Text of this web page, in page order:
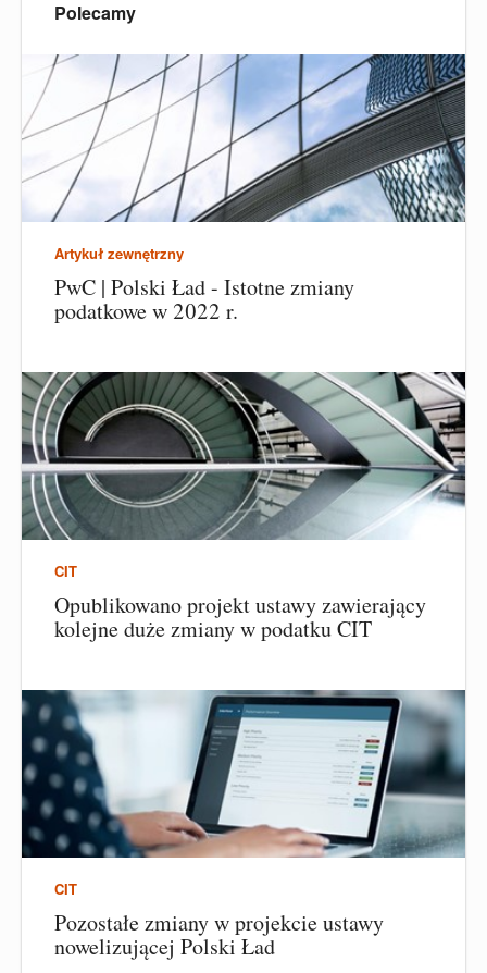
Polecamy
Artykuł zewnętrzny
PwC | Polski Ład - Istotne zmiany
podatkowe w 2022 r.
CIT
Opublikowano projekt ustawy zawierający
kolejne duże zmiany w podatku CIT
CIT
Pozostałe zmiany w projekcie ustawy
nowelizującej Polski Ład